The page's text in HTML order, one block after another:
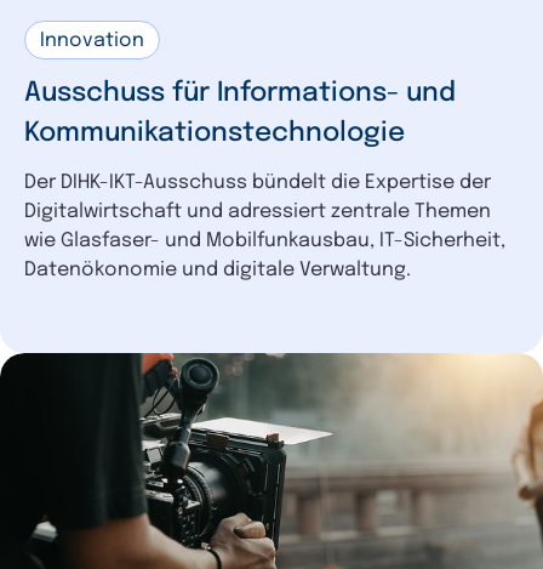
Innovation
Ausschuss für Informations- und
Kommunikationstechnologie
Der DIHK-IKT-Ausschuss bündelt die Expertise der
Digitalwirtschaft und adressiert zentrale Themen
wie Glasfaser- und Mobilfunkausbau, IT-Sicherheit,
Datenökonomie und digitale Verwaltung.